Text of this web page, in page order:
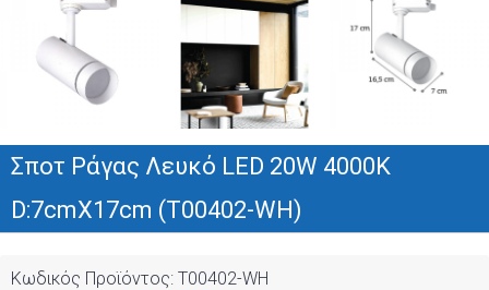
Σποτ Ράγας Λευκό LED 20W 4000K
D:7cmX17cm (T00402-WH)
Κωδικός Προϊόντος: T00402-WH